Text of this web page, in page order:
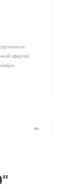
офертой
любую